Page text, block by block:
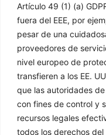
Artículo 49 (1) (a)
fuera del EEE, por
pesar de una
proveedores de
nivel europeo de
transfieren a los EE.
que las autoridades
con fines de control y
recursos legales
todos los derechos
Información
Inicio
Empresa
Productos
Soluciones
Noticias
Delegaciones